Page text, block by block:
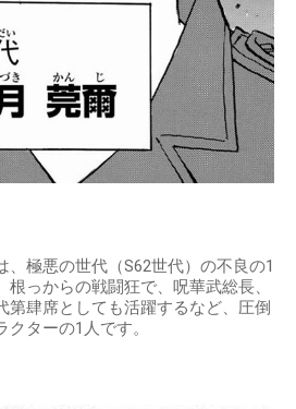
、極悪の世代（S62世代）の不良の1
っからの戦闘狂で、呪華武総長、
第肆席としても活躍するなど、圧倒
ターの1人です。